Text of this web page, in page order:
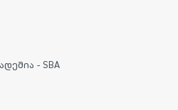
- SBA